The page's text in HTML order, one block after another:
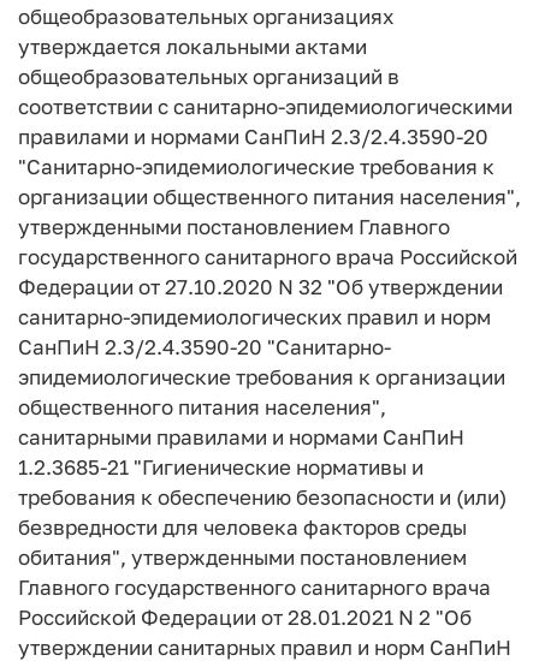
общеобразовательных организациях
утверждается локальными актами
общеобразовательных организаций в
соответствии с санитарно-эпидемиологическими
правилами и нормами СанПиН 2.3/2.4.3590-20
"Санитарно-эпидемиологические требования к
организации общественного питания населения",
утвержденными постановлением Главного
государственного санитарного врача Российской
Федерации от 27.10.2020 N 32 "Об утверждении
санитарно-эпидемиологических правил и норм
СанПиН 2.3/2.4.3590-20 "Санитарно-
эпидемиологические требования к организации
общественного питания населения",
санитарными правилами и нормами СанПиН
1.2.3685-21 "Гигиенические нормативы и
требования к обеспечению безопасности и (или)
безвредности для человека факторов среды
обитания", утвержденными постановлением
Главного государственного санитарного врача
Российской Федерации от 28.01.2021 N 2 "Об
утверждении санитарных правил и норм СанПиН